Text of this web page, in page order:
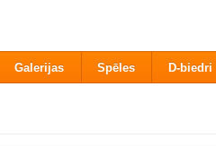
Galerijas Spēles D-biedri